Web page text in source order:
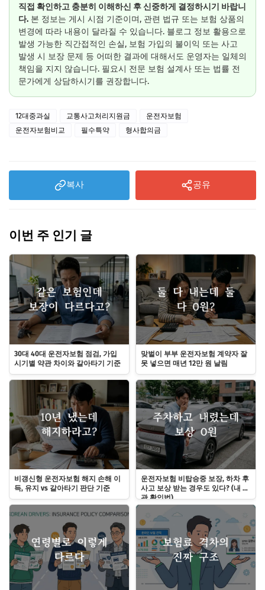
직접 확인하고 충분히 이해하신 후 신중하게 결정하시기 바랍니
다. 본 정보는 게시 시점 기준이며, 관련 법규 또는 보험 상품의
변경에 따라 내용이 달라질 수 있습니다. 블로그 정보 활용으로
발생 가능한 직간접적인 손실, 보험 가입의 불이익 또는 사고
발생 시 보장 문제 등 어떠한 결과에 대해서도 운영자는 일체의
책임을 지지 않습니다. 필요시 전문 보험 설계사 또는 법률 전
문가에게 상담하시기를 권장합니다.
12대중과실 교통사고처리지원금
운전자보험
운전자보험비교
필수특약 형사합의금
복사 공유
이번 주 인기 글
30대 40대 운전자보험 점검, 가입
시기별 약관 차이와 갈아타기 기준
맞벌이 부부 운전자보험 계약자 잘
못 넣으면 매년 12만 원 날림
비갱신형 운전자보험 해지 손해 이
득, 유지 vs 갈아타기 판단 기준
운전자보험 비탑승중 보장, 하차 후
사고 보상 받는 경우도 있다? (내 약
관 확인법)